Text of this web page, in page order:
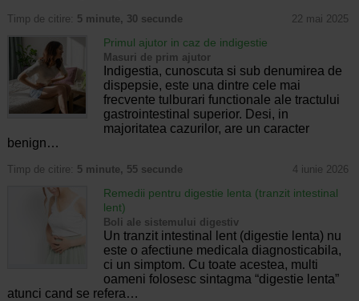
Timp de citire: 5 minute, 30 secunde 22 mai 2025
Primul ajutor in caz de indigestie
Masuri de prim ajutor
Indigestia, cunoscuta si sub denumirea de
dispepsie, este una dintre cele mai
frecvente tulburari functionale ale tractului
gastrointestinal superior. Desi, in
majoritatea cazurilor, are un caracter
benign…
Timp de citire: 5 minute, 55 secunde 4 iunie 2026
Remedii pentru digestie lenta (tranzit intestinal
lent)
Boli ale sistemului digestiv
Un tranzit intestinal lent (digestie lenta) nu
este o afectiune medicala diagnosticabila,
ci un simptom. Cu toate acestea, multi
oameni folosesc sintagma “digestie lenta”
atunci cand se refera…